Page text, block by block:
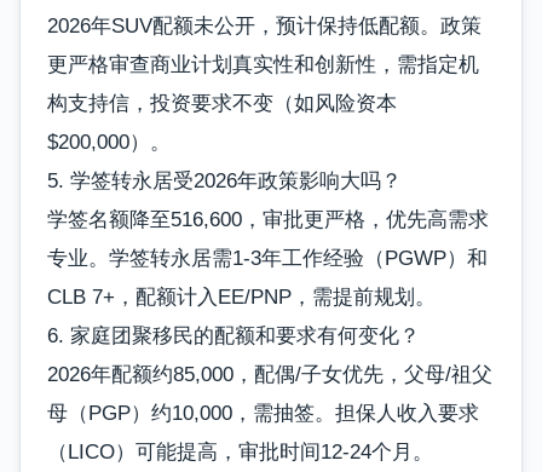
2026年SUV配额未公开，预计保持低配额。政策
更严格审查商业计划真实性和创新性，需指定机
构支持信，投资要求不变（如风险资本
$200,000）。
5. 学签转永居受2026年政策影响大吗？
学签名额降至516,600，审批更严格，优先高需求
专业。学签转永居需1-3年工作经验（PGWP）和
CLB 7+，配额计入EE/PNP，需提前规划。
6. 家庭团聚移民的配额和要求有何变化？
2026年配额约85,000，配偶/子女优先，父母/祖父
母（PGP）约10,000，需抽签。担保人收入要求
（LICO）可能提高，审批时间12-24个月。